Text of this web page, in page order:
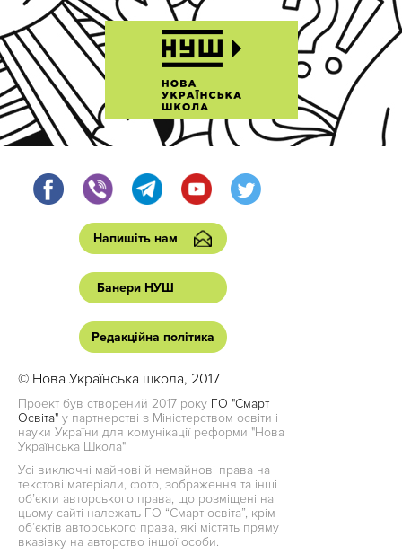
Напишіть нам
Банери НУШ
Редакційна політика
© Нова Українська школа, 2017
Проект був створений 2017 року ГО "Смарт
Освіта" у партнерстві з Міністерством освіти і
науки України для комунікації реформи "Нова
Українська Школа"
Усі виключні майнові й немайнові права на
текстові матеріали, фото, зображення та інші
об’єкти авторського права, що розміщені на
цьому сайті належать ГО “Смарт освіта”, крім
об’єктів авторського права, які містять пряму
вказівку на авторство іншої особи.